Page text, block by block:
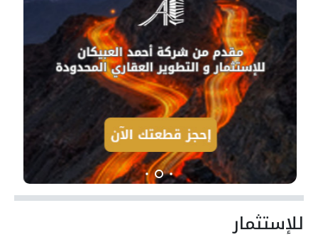
للإستثمار